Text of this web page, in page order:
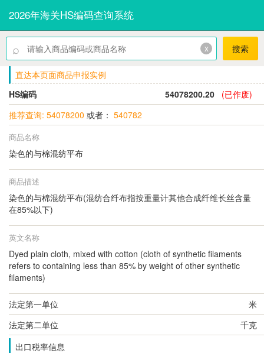
2026年海关HS编码查询系统
⌕ x 搜索
直达本页面商品申报实例
HS编码
54078200.20
(已作废)
推荐查询: 54078200 或者： 540782
商品名称
染色的与棉混纺平布
商品描述
染色的与棉混纺平布(混纺合纤布指按重量计其他合成纤维长丝含量
在85%以下)
英文名称
Dyed plain cloth, mixed with cotton (cloth of synthetic filaments
refers to containing less than 85% by weight of other synthetic
filaments)
法定第一单位
米
法定第二单位
千克
出口税率信息